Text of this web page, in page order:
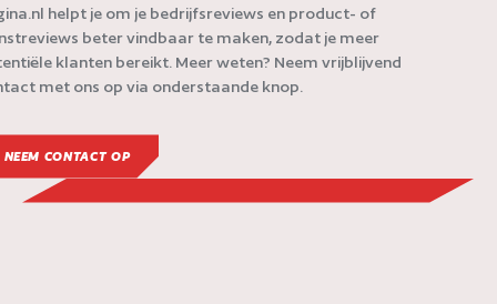
helpt je om je bedrijfsreviews en product- of
beter vindbaar te maken, zodat je meer
klanten bereikt. Meer weten? Neem vrijblijvend
met ons op via onderstaande knop.
NEEM CONTACT OP